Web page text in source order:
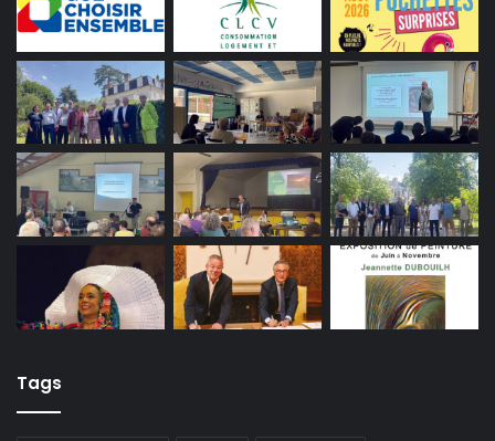
Tags